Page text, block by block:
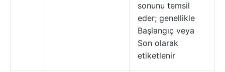
sonunu temsil
eder; genellikle
Başlangıç veya
Son olarak
etiketlenir